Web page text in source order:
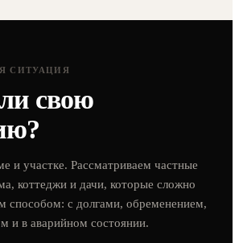
СИТУАЦИЯ
свою
и участке. Рассматриваем частные
коттеджи и дачи, которые сложно
способом: с долгами, обременением,
и в аварийном состоянии.